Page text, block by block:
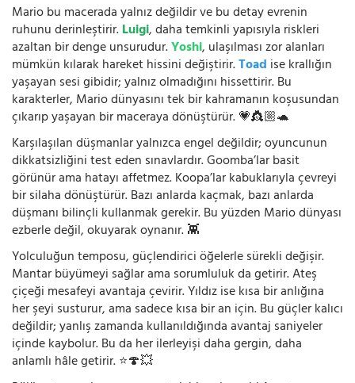
Mario bu macerada yalnız değildir ve bu detay evrenin
ruhunu derinleştirir.Luigi, daha temkinli yapısıyla riskleri
azaltan bir denge unsurudur.Yoshi, ulaşılması zor alanları
mümkün kılarak hareket hissini değiştirir.Toad ise krallığın
yaşayan sesi gibidir; yalnız olmadığını hissettirir. Bu
karakterler, Mario dünyasını tek bir kahramanın koşusundan
çıkarıp yaşayan bir maceraya dönüştürür. 💗👸🏼🐢
Karşılaşılan düşmanlar yalnızca engel değildir; oyuncunun
dikkatsizliğini test eden sınavlardır. Goomba’lar basit
görünür ama hatayı affetmez. Koopa’lar kabuklarıyla çevreyi
bir silaha dönüştürür. Bazı anlarda kaçmak, bazı anlarda
düşmanı bilinçli kullanmak gerekir. Bu yüzden Mario dünyası
ezberle değil, okuyarak oynanır. 👾
Yolculuğun temposu, güçlendirici öğelerle sürekli değişir.
Mantar büyümeyi sağlar ama sorumluluk da getirir. Ateş
çiçeği mesafeyi avantaja çevirir. Yıldız ise kısa bir anlığına
her şeyi susturur, ama sadece kısa bir an için. Bu güçler kalıcı
değildir; yanlış zamanda kullanıldığında avantaj saniyeler
içinde kaybolur. Bu da her ilerleyişi daha gergin, daha
anlamlı hâle getirir. ⭐🍄💥